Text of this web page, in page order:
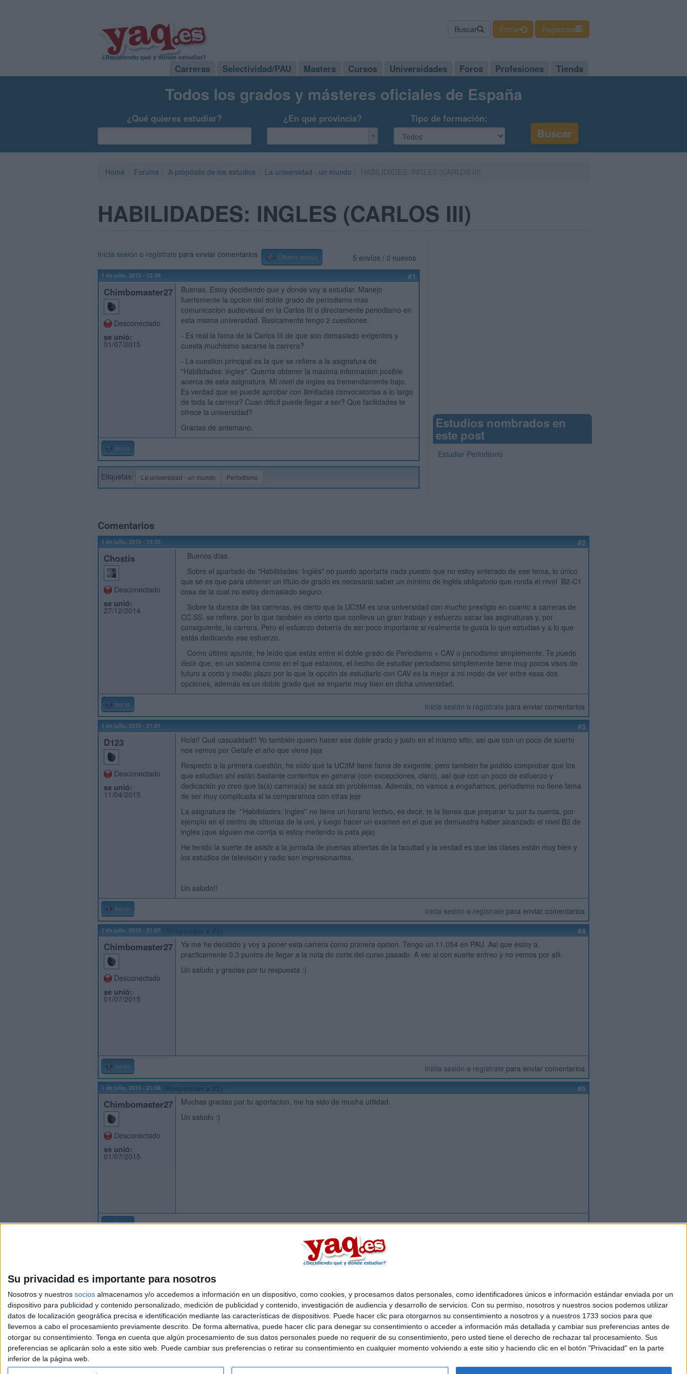
Su privacidad es importante para nosotros
Nosotros y nuestros socios almacenamos y/o accedemos a información en un dispositivo, como cookies, y procesamos datos personales, como identificadores únicos e información estándar enviada por un
dispositivo para publicidad y contenido personalizado, medición de publicidad y contenido, investigación de audiencia y desarrollo de servicios. Con su permiso, nosotros y nuestros socios podemos utilizar
datos de localización geográfica precisa e identificación mediante las características de dispositivos. Puede hacer clic para otorgarnos su consentimiento a nosotros y a nuestros 1733 socios para que
llevemos a cabo el procesamiento previamente descrito. De forma alternativa, puede hacer clic para denegar su consentimiento o acceder a información más detallada y cambiar sus preferencias antes de
otorgar su consentimiento. Tenga en cuenta que algún procesamiento de sus datos personales puede no requerir de su consentimiento, pero usted tiene el derecho de rechazar tal procesamiento. Sus
preferencias se aplicarán solo a este sitio web. Puede cambiar sus preferencias o retirar su consentimiento en cualquier momento volviendo a este sitio y haciendo clic en el botón "Privacidad" en la parte
inferior de la página web.
Buscar Entrar Regístrate
Carreras Selectividad/PAU Masters Cursos Universidades Foros Profesiones Tienda
Todos los grados y másteres oficiales de España
¿Qué quieres estudiar? ¿En qué provincia? Tipo de formación:
Home Forums A propósito de los estudios La universidad - un mundo
HABILIDADES: INGLES (CARLOS III)
5 envíos / 0 nuevos
Inicia sesión o regístrate para enviar comentarios Último envío
1 de julio, 2015 - 12:59 #1
Chimbomaster27
Desconectado
se unió:
01/07/2015
Buenas. Estoy decidiendo que y donde voy a estudiar. Manejo
fuertemente la opcion del doble grado de periodismo mas
comunicacion audiovisual en la Carlos III o directamente periodismo en
esta misma universidad. Basicamente tengo 2 cuestiones.
- Es real la fama de la Carlos III de que son demasiado exigentes y
cuesta muchisimo sacarse la carrera?
- La cuestion principal es la que se refiere a la asignatura de
"Habilidades: ingles". Querria obtener la maxima informacion posible
acerca de esta asignatura. Mi nivel de ingles es tremendamente bajo.
Es verdad que se puede aprobar con ilimitadas convocatorias a lo largo
de toda la carrera? Cuan dificil puede llegar a ser? Que facilidades te
ofrece la universidad?
Gracias de antemano.
Inicio
Etiquetas: La universidad - un mundo Periodismo
Estudios nombrados en
este post
Estudiar Periodismo
Comentarios
1 de julio, 2015 - 13:32 #2
Chostis
Desconectado
se unió:
27/12/2014
Buenos días.
Sobre el apartado de "Habilidades: Inglés" no puedo aportarte nada puesto que no estoy enterado de ese tema, lo único
que sé es que para obtener un título de grado es necesario saber un mínimo de inglés obligatorio que ronda el nivel B2-C1
cosa de la cual no estoy demasiado seguro.
Sobre la dureza de las carreras, es cierto que la UC3M es una universidad con mucho prestigio en cuanto a carreras de
CC.SS. se refiere, por lo que también es cierto que conlleva un gran trabajo y esfuerzo sacar las asginaturas y, por
consiguiente, la carrera. Pero el esfuerzo debería de ser poco importante si realmente te gusta lo que estudias y a lo que
estás dedicando ese esfuerzo.
Como último apunte, he leído que estás entre el doble grado de Periodismo + CAV o periodismo simplemente. Te puedo
decir que, en un sistema como en el que estamos, el hecho de estudiar periodismo simplemente tiene muy pocos visos de
futuro a corto y medio plazo por lo que la opción de estudiarlo con CAV es la mejor a mi modo de ver entre esas dos
opciones, además es un doble grado que se imparte muy bien en dicha universidad.
Inicio Inicia sesión o regístrate para enviar comentarios
1 de julio, 2015 - 21:01 #3
D123
Desconectado
se unió:
11/04/2015
Hola!! Qué casualidad!! Yo también quiero hacer ese doble grado y justo en el mismo sitio, así que con un poco de suerte
nos vemos por Getafe el año que viene jaja
Respecto a la primera cuestión, he oído que la UC3M tiene fama de exigente, pero también he podido comprobar que los
que estudian ahí están bastante contentos en general (con excepciones, claro), así que con un poco de esfuerzo y
dedicación yo creo que la(s) carrera(s) se saca sin problemas. Además, no vamos a engañarnos, periodismo no tiene fama
de ser muy complicada si la comparamos con otras jeje
La asignatura de ''Habilidades: Ingles'' no tiene un horario lectivo, es decir, te la tienes que preparar tu por tu cuenta, por
ejemplo en el centro de idiomas de la uni, y luego hacer un examen en el que se demuestra haber alcanzado el nivel B2 de
inglés (que alguien me corrija si estoy metiendo la pata jaja)
He tenido la suerte de asistir a la jornada de puertas abiertas de la facultad y la verdad es que las clases están muy bien y
los estudios de televisión y radio son impresionantes.
Un saludo!!
Inicio Inicia sesión o regístrate para enviar comentarios
1 de julio, 2015 - 21:07 #4
Chimbomaster27
Desconectado
se unió:
01/07/2015
Ya me he decidido y voy a poner esta carrera como primera opcion. Tengo un 11,054 en PAU. Asi que estoy a
practicamente 0.3 puntos de llegar a la nota de corte del curso pasado. A ver si con suerte entreo y no vemos por alli.
Un saludo y gracias por tu respuesta :)
Inicio Inicia sesión o regístrate para enviar comentarios
1 de julio, 2015 - 21:08 #5
Chimbomaster27
Desconectado
se unió:
01/07/2015
Muchas gracias por tu aportacion, me ha sido de mucha utilidad.
Un saludo :)
Inicio Inicia sesiónoregístratepara enviar comentarios
Quiénes somos|Contactar|Anúnciate
Aviso legal|Politica de privacidad|Condiciones generales|Política de cookies
© 2003-2026Compás Mediterráneo S.L.- Diego de León 47 - 28006 Madrid [ESPAÑA] - Tel. +34 91 593 2767